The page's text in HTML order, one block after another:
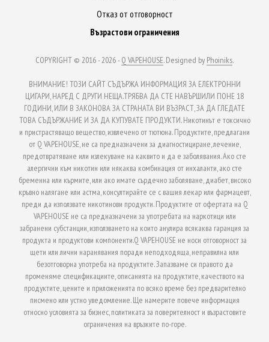
Отказ от отговорност
Възрастови ограничения
COPYRIGHT © 2016 - 2026 -Q VAPEHOUSE. Designed by Phoiniks.
ВНИМАНИЕ! ТОЗИ САЙТ СЪДЪРЖА ИНФОРМАЦИЯ ЗА ЕЛЕКТРОННИ
ЦИГАРИ, НАРЕД С ДРУГИ НЕЩА.ТРЯБВА ДА СТЕ НАВЪРШИЛИ ПОНЕ 18
ГОДИНИ, ИЛИ В ЗАКОНОВА ЗА СТРАНАТА ВИ ВЪЗРАСТ, ЗА ДА ГЛЕДАТЕ
ТОВА СЪДЪРЖАНИЕ И ЗА ДА КУПУВАТЕ ПРОДУКТИ. Никотинът е токсично
и пристрастяващо вещество, извлечено от тютюна. Продуктите, предлагани
от Q VAPEHOUSE, не са предназначени за диагностициране, лечение,
предотвратяване или излекуване на каквито и да е заболявания. Ако сте
алергични към никотин или някаква комбинация от инхаланти, ако сте
бременна или кърмите, или ако имате сърдечно заболяване, диабет, високо
кръвно налягане или астма, консултирайте се с вашия лекар или фармацевт,
преди да използвате никотинови продукти. Продуктите от офертата на Q
VAPEHOUSE не са предназначени за употребата на наркотици или
забранени субстанции, използването на които анулира всякаква гаранция за
продукта и продуктови компоненти.Q VAPEHOUSE не носи отговорност за
щети или лични наранявания поради неподходяща, неправилна или
безотговорна употреба на продуктите. Запазваме си правото да
променяме спецификациите, описанията на продуктите, качеството на
продуктите, цените и приложенията по всяко време без предварително
писмено или устно уведомление. Ще намерите повече информация
относно условията за бизнес, политиката за поверителност и възрастовите
ограничения на връзките по-горе.